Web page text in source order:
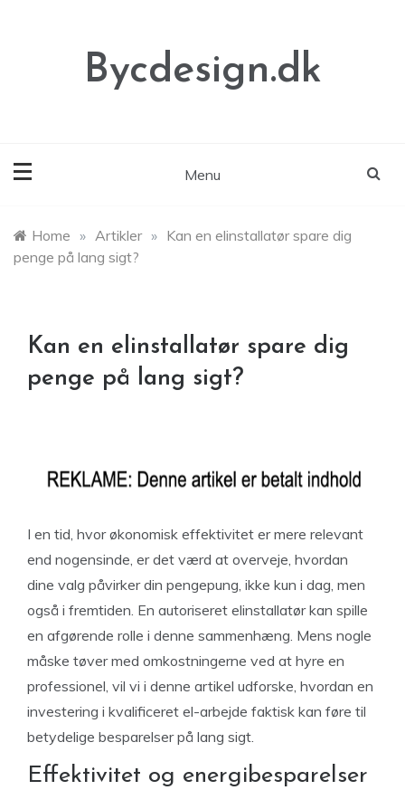
Bycdesign.dk
Menu
Home » Artikler » Kan en elinstallatør spare dig
penge på lang sigt?
Kan en elinstallatør spare dig
penge på lang sigt?
I en tid, hvor økonomisk effektivitet er mere relevant
end nogensinde, er det værd at overveje, hvordan
dine valg påvirker din pengepung, ikke kun i dag, men
også i fremtiden. En autoriseret elinstallatør kan spille
en afgørende rolle i denne sammenhæng. Mens nogle
måske tøver med omkostningerne ved at hyre en
professionel, vil vi i denne artikel udforske, hvordan en
investering i kvalificeret el-arbejde faktisk kan føre til
betydelige besparelser på lang sigt.
Effektivitet og energibesparelser